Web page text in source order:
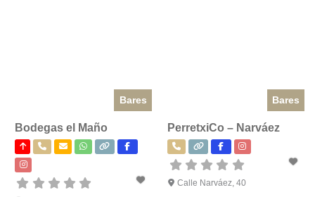
Bares
Bodegas el Maño
Bares
PerretxiCo – Narváez
Calle Narváez, 40